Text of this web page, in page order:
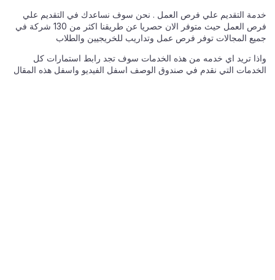
خدمة التقديم علي فرص العمل . نحن سوف نساعدك في التقديم علي
فرص العمل حيث متوفر الان حصريا عن طريقنا اكثر من 130 شركة في
جميع المجالات توفر فرص عمل وتداريب للخريجيين والطلاب
واذا تريد اي خدمه من هذه الخدمات سوف تجد رابط استمارات كل
الخدمات التي نقدم في صندوق الوصف اسفل الفيديو واسفل هذه المقال